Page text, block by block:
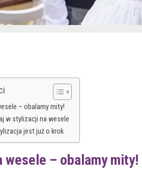
– obalamy mity!
w stylizacji na wesele
jest już o krok
wesele – obalamy mity!